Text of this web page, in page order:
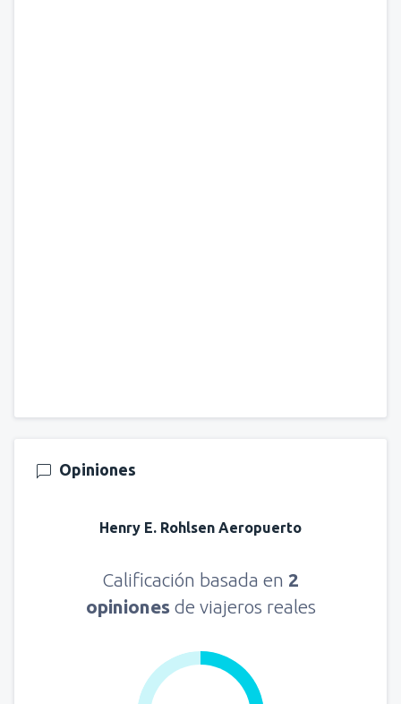
Opiniones
Henry E. Rohlsen Aeropuerto
Calificación basada en 2
opiniones de viajeros reales